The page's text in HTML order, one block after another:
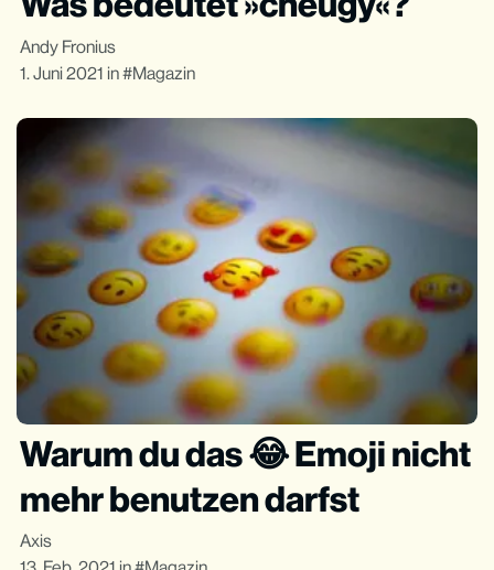
Andy Fronius
1. Juni 2021 in Magazin
Warum du das 😂 Emoji nicht
mehr benutzen darfst
Axis